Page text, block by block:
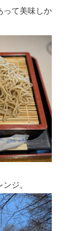
って美味しか
ジ。